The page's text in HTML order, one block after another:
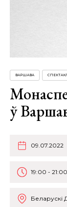
ВАРШАВА
ў
09.07.2022
19:00 - 21:00
Беларускі